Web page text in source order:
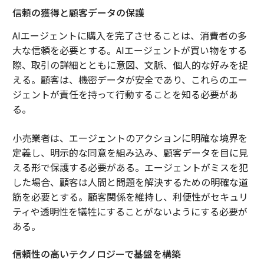
信頼の獲得と顧客データの保護
AIエージェントに購入を完了させることは、消費者の多
大な信頼を必要とする。AIエージェントが買い物をする
際、取引の詳細とともに意図、文脈、個人的な好みを捉
える。顧客は、機密データが安全であり、これらのエー
ジェントが責任を持って行動することを知る必要があ
る。
小売業者は、エージェントのアクションに明確な境界を
定義し、明示的な同意を組み込み、顧客データを目に見
える形で保護する必要がある。エージェントがミスを犯
した場合、顧客は人間と問題を解決するための明確な道
筋を必要とする。顧客関係を維持し、利便性がセキュリ
ティや透明性を犠牲にすることがないようにする必要が
ある。
信頼性の高いテクノロジーで基盤を構築